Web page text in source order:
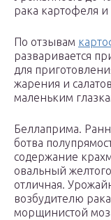
рака картофеля и
По отзывам
разваривается
для
жарения и
маленьким
Беллаприма.
ботва
содержание
овальный
отличная.
возбудителю
морщинистой